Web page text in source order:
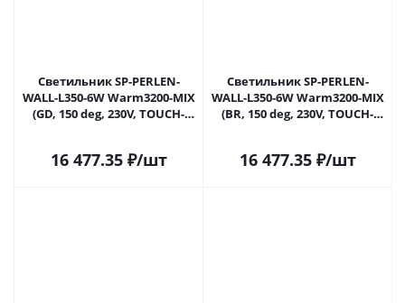
Светильник SP-PERLEN-
WALL-L350-6W Warm3200-MIX
(GD, 150 deg, 230V, TOUCH-
16 477.35₽/шт
Светильник SP-PERLEN-
WALL-L350-6W Warm3200-MIX
(BR, 150 deg, 230V, TOUCH-
16 477.35₽/шт